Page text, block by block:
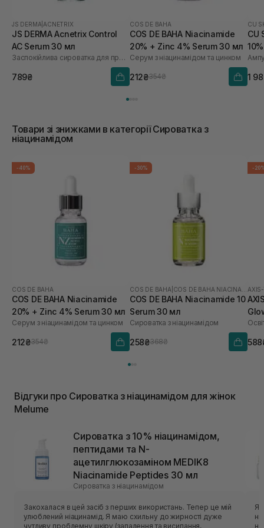
JS DERMA |ACNETRIX
JS DERMA Acnetrix Control
AC Serum 30 мл
Заспокійлива сироватка для проблемної шкіри
789₴
COS DE BAHA
COS DE BAHA Niacinamide
20% + Zinc 4% Serum 30 мл
Серум з ніацинамідом та цинком
212₴354₴
CU
CU
мл
1
Товари зі знижками в категорії Сироватка з
ніацинамідом
-40%
COS DE BAHA
COS DE BAHA Niacinamide
20% + Zinc 4% Serum 30 мл
Серум з ніацинамідом та цинком
212₴354₴
-30%
COS DE BAHA
COS DE BAHA Niacinamide 10
Serum 30 мл
Сироватка з ніацинамідом
258₴368₴
-
Відгуки про Сироватка з ніацинамідом для жінок
Melume
Сироватка з 10% ніацинамідом,
пептидами та N-
ацетилглюкозаміном MEDIK8
Niacinamide Peptides 30 мл
Сироватка з ніацинамідом
Закохалася в цей засіб з перших використань. Тепер це мій
улюблений ніацинамід. Я маю схильну до жирності дуже
чутливу проблемну шкіру (запалення та висипання,
Я